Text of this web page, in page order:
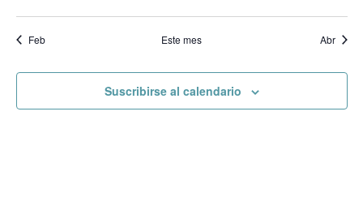
Feb Este mes Abr
Suscribirse al calendario